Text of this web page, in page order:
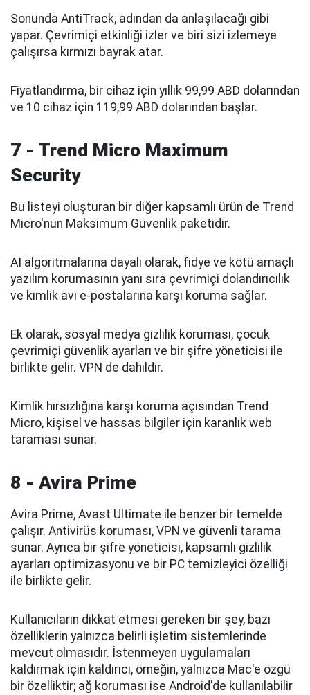
Sonunda AntiTrack, adından da anlaşılacağı gibi
yapar. Çevrimiçi etkinliği izler ve biri sizi izlemeye
çalışırsa kırmızı bayrak atar.
Fiyatlandırma, bir cihaz için yıllık 99,99 ABD dolarından
ve 10 cihaz için 119,99 ABD dolarından başlar.
7 - Trend Micro Maximum
Security
Bu listeyi oluşturan bir diğer kapsamlı ürün de Trend
Micro'nun Maksimum Güvenlik paketidir.
AI algoritmalarına dayalı olarak, fidye ve kötü amaçlı
yazılım korumasının yanı sıra çevrimiçi dolandırıcılık
ve kimlik avı e-postalarına karşı koruma sağlar.
Ek olarak, sosyal medya gizlilik koruması, çocuk
çevrimiçi güvenlik ayarları ve bir şifre yöneticisi ile
birlikte gelir. VPN de dahildir.
Kimlik hırsızlığına karşı koruma açısından Trend
Micro, kişisel ve hassas bilgiler için karanlık web
taraması sunar.
8 - Avira Prime
Avira Prime, Avast Ultimate ile benzer bir temelde
çalışır. Antivirüs koruması, VPN ve güvenli tarama
sunar. Ayrıca bir şifre yöneticisi, kapsamlı gizlilik
ayarları optimizasyonu ve bir PC temizleyici özelliği
ile birlikte gelir.
Kullanıcıların dikkat etmesi gereken bir şey, bazı
özelliklerin yalnızca belirli işletim sistemlerinde
mevcut olmasıdır. İstenmeyen uygulamaları
kaldırmak için kaldırıcı, örneğin, yalnızca Mac'e özgü
bir özelliktir; ağ koruması ise Android'de kullanılabilir